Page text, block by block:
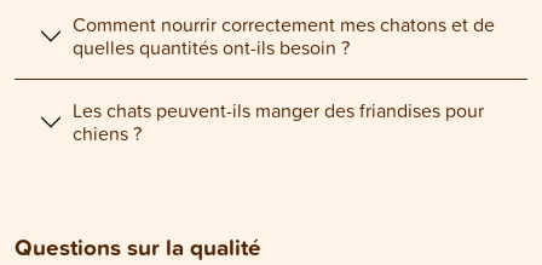
Comment nourrir correctement mes chatons et de
quelles quantités ont-ils besoin ?
Les chats peuvent-ils manger des friandises pour
chiens ?
Questions sur la qualité